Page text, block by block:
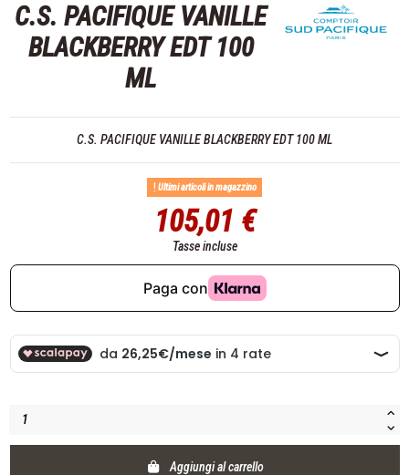
C.S. PACIFIQUE VANILLE
BLACKBERRY EDT 100
ML
C.S. PACIFIQUE VANILLE BLACKBERRY EDT 100 ML
Ultimi articoli in magazzino
105,01 €
Tasse incluse
Aggiungi al carrello